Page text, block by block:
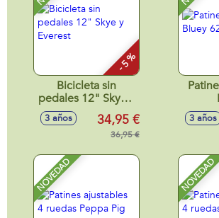
- 5 %
Bicicleta sin
pedales 12" Skye y
Everest
3 años 34,95 €
36,95 €
3 años
NOVEDAD NOVEDAD